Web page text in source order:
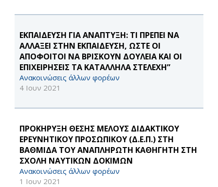
ΕΚΠΑΙΔΕΥΣΗ ΓΙΑ ΑΝΑΠΤΥΞΗ: ΤΙ ΠΡΕΠΕΙ ΝΑ
ΑΛΛΑΞΕΙ ΣΤΗΝ ΕΚΠΑΙΔΕΥΣΗ, ΩΣΤΕ ΟΙ
ΑΠΟΦΟΙΤΟΙ ΝΑ ΒΡΙΣΚΟΥΝ ΔΟΥΛΕΙΑ ΚΑΙ ΟΙ
ΕΠΙΧΕΙΡΗΣΕΙΣ ΤΑ ΚΑΤΑΛΛΗΛΑ ΣΤΕΛΕΧΗ”
Ανακοινώσεις άλλων φορέων
4 Ιουν 2021
ΠΡΟΚΗΡΥΞΗ ΘΕΣΗΣ ΜΕΛΟΥΣ ΔΙΔΑΚΤΙΚΟΥ
ΕΡΕΥΝΗΤΙΚΟΥ ΠΡΟΣΩΠΙΚΟΥ (Δ.Ε.Π.) ΣΤΗ
ΒΑΘΜΙΔΑ ΤΟΥ ΑΝΑΠΛΗΡΩΤΗ ΚΑΘΗΓΗΤΗ ΣΤΗ
ΣΧΟΛΗ ΝΑΥΤΙΚΩΝ ΔΟΚΙΜΩΝ
Ανακοινώσεις άλλων φορέων
1 Ιουν 2021